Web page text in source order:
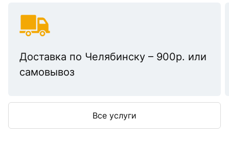
Доставка по Челябинску – 900р. или
самовывоз
Все услуги